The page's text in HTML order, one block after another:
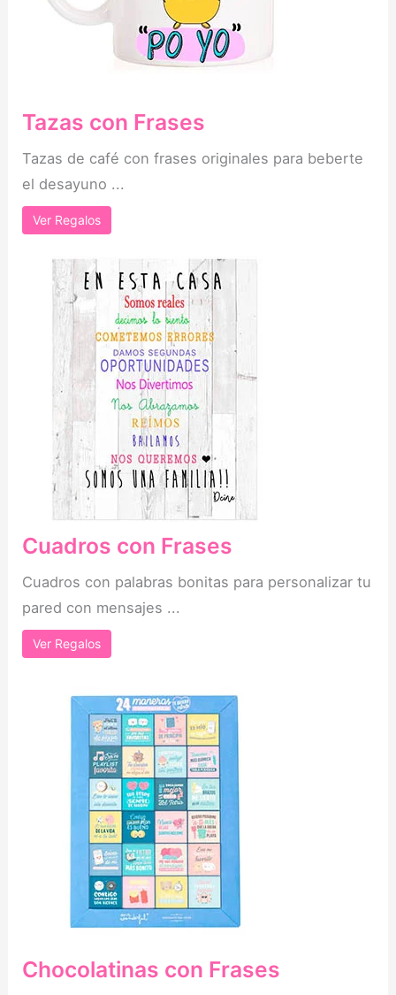
Tazas con Frases
Tazas de café con frases originales para beberte
el desayuno ...
Ver Regalos
Cuadros con Frases
Cuadros con palabras bonitas para personalizar tu
pared con mensajes ...
Ver Regalos
Chocolatinas con Frases